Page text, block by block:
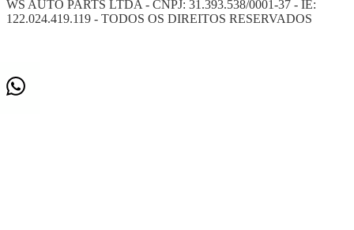
WS AUTO PARTS LTDA - CNPJ: 31.393.538/0001-37 - IE:
122.024.419.119 - TODOS OS DIREITOS RESERVADOS